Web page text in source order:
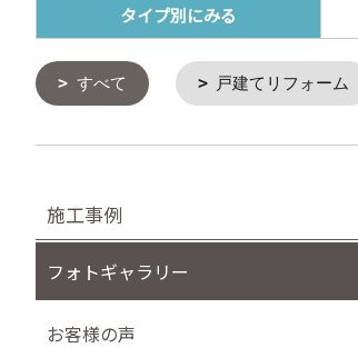
タイプ別にみる
すべて 戸建てリフォーム
施工事例
フォトギャラリー
お客様の声